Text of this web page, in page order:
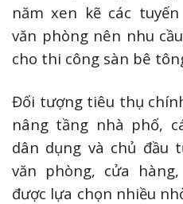
năm xen kẽ các
văn phòng nên nhu
cho thi công sàn bê
Đối tượng tiêu thụ
nâng tầng nhà phố,
dân dụng và chủ đầu
văn phòng, cửa
được lựa chọn nhiều